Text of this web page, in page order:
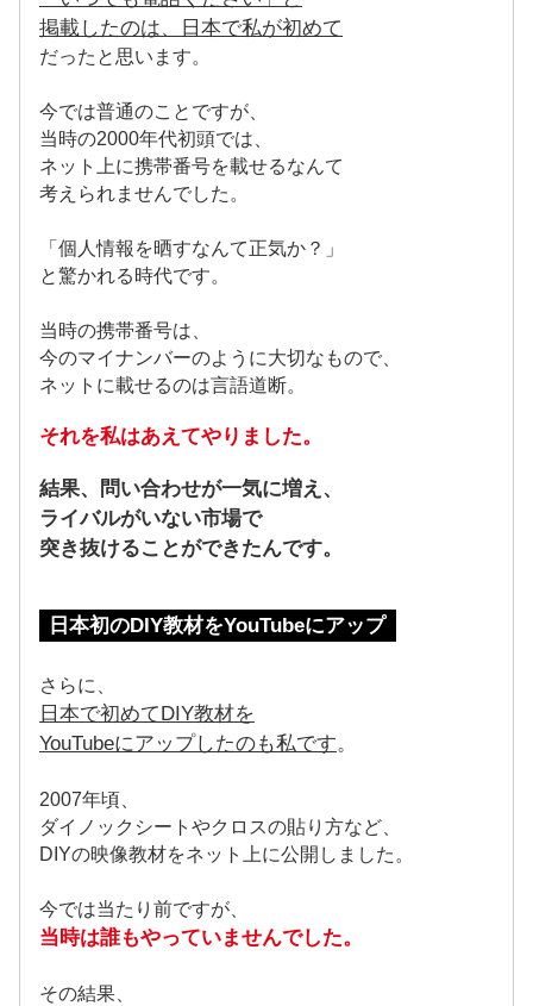
掲載したのは、日本で私が初めて
だったと思います。
今では普通のことですが、
当時の2000年代初頭では、
ネット上に携帯番号を載せるなんて
考えられませんでした。
「個人情報を晒すなんて正気か？」
と驚かれる時代です。
当時の携帯番号は、
今のマイナンバーのように大切なもので、
ネットに載せるのは言語道断。
それを私はあえてやりました。
結果、問い合わせが一気に増え、
ライバルがいない市場で
突き抜けることができたんです。
日本初のDIY教材をYouTubeにアップ
さらに、
日本で初めてDIY教材を
YouTubeにアップしたのも私です。
2007年頃、
ダイノックシートやクロスの貼り方など、
DIYの映像教材をネット上に公開しました。
今では当たり前ですが、
当時は誰もやっていませんでした。
その結果、